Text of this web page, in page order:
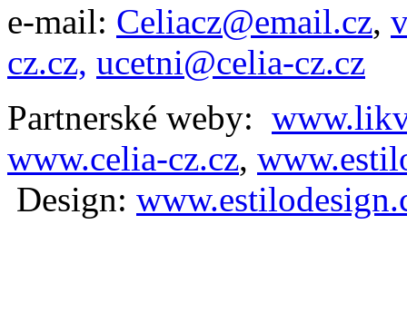
e-mail: Celiacz@email.cz,
cz.cz, ucetni@celia-cz.cz
Partnerské weby:
www.celia-cz.cz,
Design: